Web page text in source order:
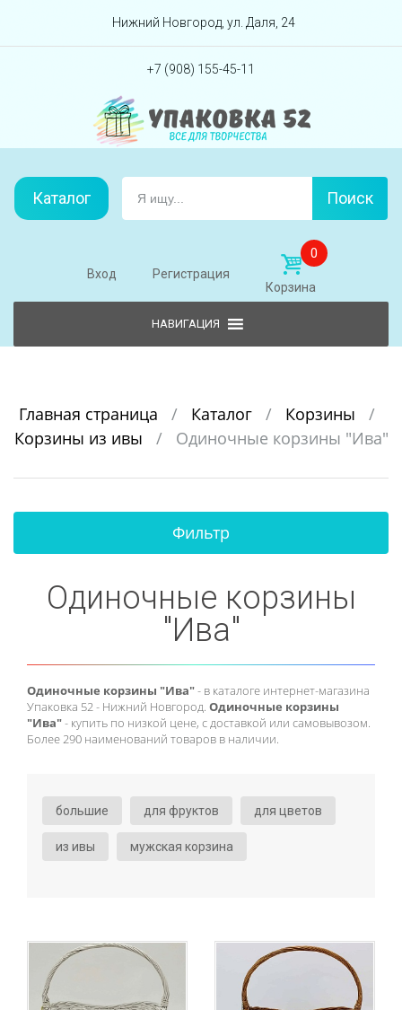
Перейти вниз
Нижний Новгород, ул. Даля, 24
+7 (908) 155-45-11
Каталог Поиск
Вход Регистрация
0
Корзина
Главная страница / Каталог / Корзины
/
Корзины из ивы
/ Одиночные корзины "Ива"
Фильтр
Одиночные корзины
"Ива"
Одиночные корзины "Ива"- в каталоге интернет-магазина
Упаковка 52 - Нижний Новгород. Одиночные корзины
"Ива"- купить по низкой цене, с доставкой или самовывозом.
Более 290 наименований товаров в наличии.
большие для фруктов для цветов
из ивы мужская корзина